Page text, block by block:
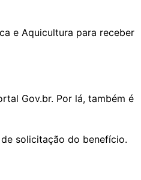
e Aquicultura para receber
Gov.br. Por lá, também é
solicitação do benefício.